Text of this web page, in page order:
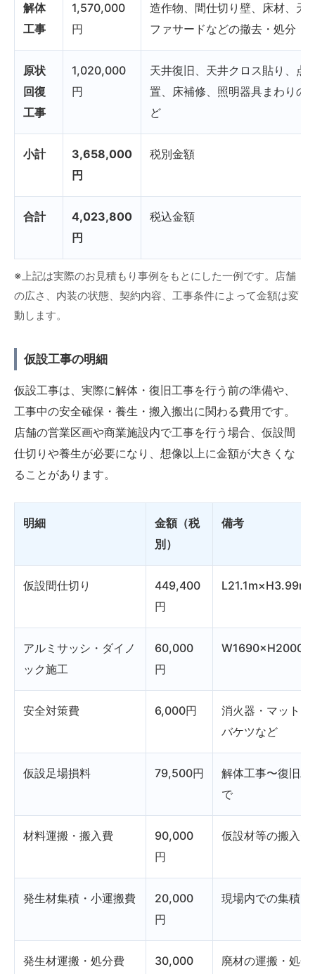
解体
工事
1,570,000
円
造作物、間仕切り壁、床材、天
ファサードなどの撤去・処分
原状
回復
工事
1,020,000
円
天井復旧、天井クロス貼り、点
置、床補修、照明器具まわりの
ど
小計
3,658,000
円
税別金額
合計
4,023,800
円
税込金額
※上記は実際のお見積もり事例をもとにした一例です。店舗
の広さ、内装の状態、契約内容、工事条件によって金額は変
動します。
仮設工事の明細
仮設工事は、実際に解体・復旧工事を行う前の準備や、
工事中の安全確保・養生・搬入搬出に関わる費用です。
店舗の営業区画や商業施設内で工事を行う場合、仮設間
仕切りや養生が必要になり、想像以上に金額が大きくな
ることがあります。
明細
金額（税
別）
備考
仮設間仕切り
449,400
円
L21.1m×H3.99m
アルミサッシ・ダイノ
ック施工
60,000
円
W1690×H2000
安全対策費 6,000円
消火器・マット・
バケツなど
仮設足場損料 79,500円
解体工事〜復旧工
で
材料運搬・搬入費
90,000
円
仮設材等の搬入費
発生材集積・小運搬費
20,000
円
現場内での集積・
発生材運搬・処分費
30,000
廃材の運搬・処分